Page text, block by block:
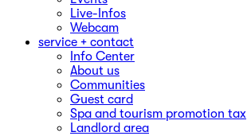
Live-Infos
Webcam
service + contact
Info Center
About us
Communities
Guest card
Spa and tourism promotion tax
Landlord area